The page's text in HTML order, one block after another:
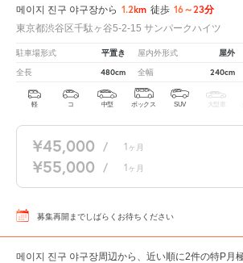
메이지 진구 야구장から 1.2km 徒歩 16～23分
東京都渋谷区千駄ヶ谷5-2-15 サンパークハイツ
駐車場形式 平置き 屋内外形式 屋外
全長 480cm 全幅 240cm
軽 コ 中型 ボックス SUV 大型車
¥45,000 / 1 ヶ月
¥55,000 / 1 ヶ月
募集再開までしばらくお待ちください
메이지 진구 야구장周辺から、近い順に2件の特P月